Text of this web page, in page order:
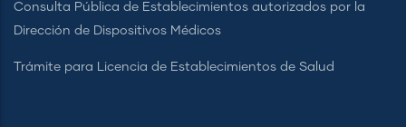
Consulta Pública de Establecimientos autorizados por la
Dirección de Dispositivos Médicos
Trámite para Licencia de Establecimientos de Salud